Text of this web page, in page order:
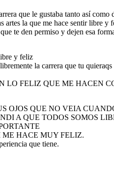
que le gustaba tanto así
artes la que me hace sentir libre y
te den permiso y dejen esa
y feliz
la carrera que tu
LO FELIZ QUE ME HACEN
OJOS QUE NO VEIA
A QUE TODOS SOMOS
ME HACE MUY FELIZ.
que tiene.